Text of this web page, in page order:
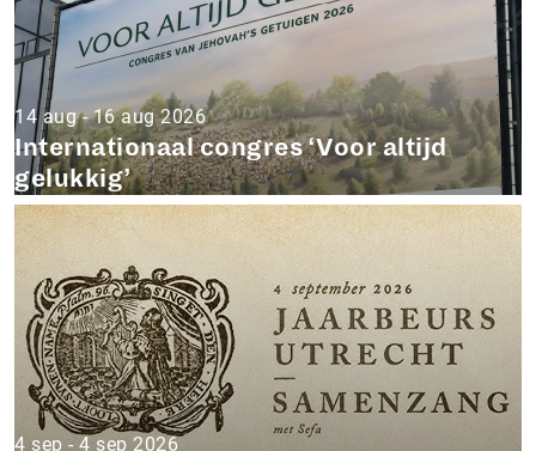
14 aug - 16 aug 2026
Internationaal congres ‘Voor altijd
gelukkig’
4 sep - 4 sep 2026